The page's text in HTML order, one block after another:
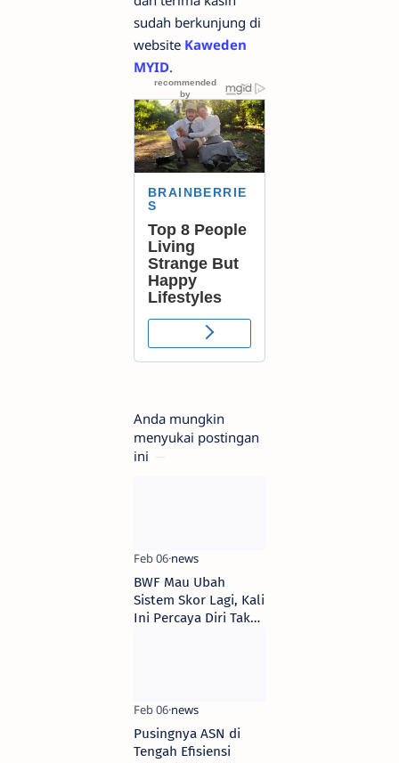
sudah berkunjung di
website Kaweden
MYID.
Anda mungkin
menyukai postingan
ini
BWF Mau Ubah
Sistem Skor Lagi, Kali
Ini Percaya Diri Tak
Pusingnya ASN di
Tengah Efisiensi